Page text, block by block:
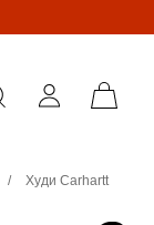
/
Худи Carhartt